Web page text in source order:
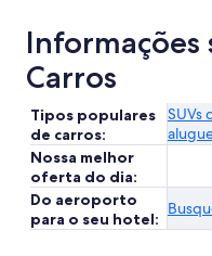
Informações
Carros
Tipos populares
de carros:
SUVs
Nossa melhor
oferta do dia:
Do aeroporto
para o seu hotel: